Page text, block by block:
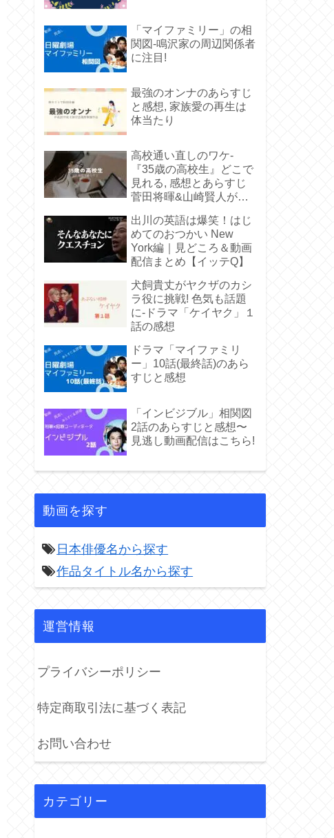
「マイファミリー」の相
関図-鳴沢家の周辺関係者
に注目!
最強のオンナのあらすじ
と感想, 家族愛の再生は
体当たり
高校通い直しのワケ-
『35歳の高校生』どこで
見れる, 感想とあらすじ
菅田将暉&山崎賢人が若
出川の英語は爆笑！はじ
めてのおつかい New
York編｜見どころ＆動画
配信まとめ【イッテQ】
犬飼貴丈がヤクザのカシ
ラ役に挑戦! 色気も話題
に-ドラマ「ケイヤク」１
話の感想
ドラマ「マイファミリ
ー」10話(最終話)のあら
すじと感想
「インビジブル」相関図
2話のあらすじと感想〜
見逃し動画配信はこちら!
動画を探す
 日本俳優名から探す
作品タイトル名から探す
運営情報
プライバシーポリシー
特定商取引法に基づく表記
お問い合わせ
カテゴリー